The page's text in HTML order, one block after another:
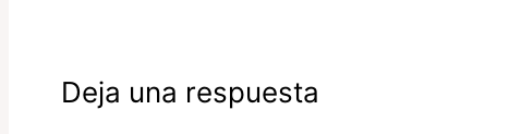
Deja una respuesta